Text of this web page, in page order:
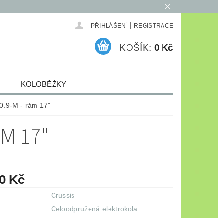
PŘIHLÁŠENÍ REGISTRACE
KOŠÍK: 0 Kč
KOLOBĚŽKY
ELEKTRO
M - rám 17"
17"
Kč
Crussis
Celoodpružená elektrokola